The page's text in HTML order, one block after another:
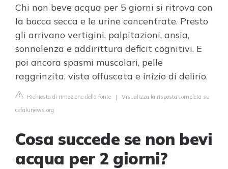
Chi non beve acqua per 5 giorni si ritrova con
la bocca secca e le urine concentrate. Presto
gli arrivano vertigini, palpitazioni, ansia,
sonnolenza e addirittura deficit cognitivi. E
poi ancora spasmi muscolari, pelle
raggrinzita, vista offuscata e inizio di delirio.
Richiesta di rimozione della fonte | Visualizza la risposta completa su
cefalunews.org
Cosa succede se non bevi
acqua per 2 giorni?